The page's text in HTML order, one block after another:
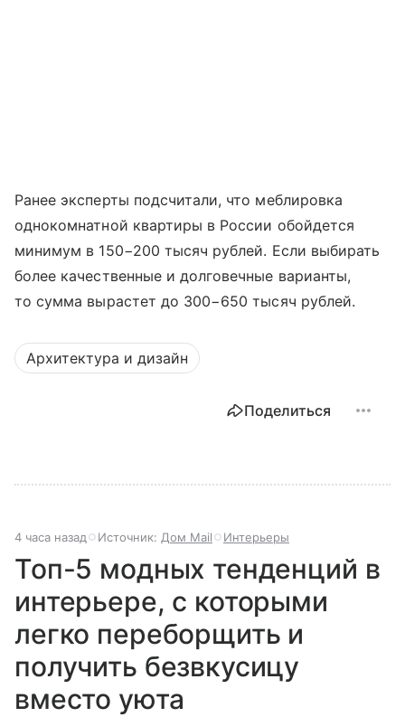
Ранее эксперты подсчитали, что меблировка
однокомнатной квартиры в России обойдется
минимум в 150−200 тысяч рублей. Если выбирать
более качественные и долговечные варианты,
то сумма вырастет до 300−650 тысяч рублей.
Архитектура и дизайн
Поделиться
4 часа назад Источник: Дом Mail Интерьеры
Топ-5 модных тенденций в
интерьере, с которыми
легко переборщить и
получить безвкусицу
вместо уюта